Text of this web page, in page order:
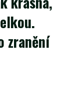
zranění